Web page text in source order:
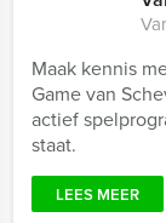
Maak kennis
Game van
actief
staat.
LEES MEER